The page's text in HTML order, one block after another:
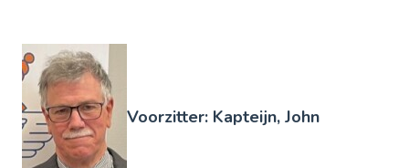
Voorzitter: Kapteijn, John